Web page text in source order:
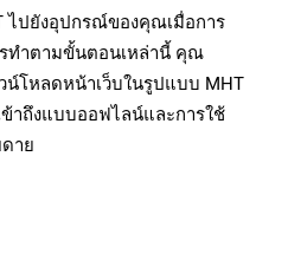
ไปยังอุปกรณ์ของคุณเมื่อการ
ทำตามขั้นตอนเหล่านี้ คุณ
น์โหลดหน้าเว็บในรูปแบบ MHT
าถึงแบบออฟไลน์และการใช้
าย